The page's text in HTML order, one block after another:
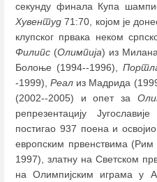
секунду финала Купа
Хувентуд 71:70, којом је
клупског првака неком
Филипс (Олимпија) из
Болоње (1994--1996),
-1999),Реал из Мадрида
(2002--2005) и опет за
репрезентацију
постигао 937 поена и
европским првенствима
1997), златну на Светском
на Олимпијским играма у